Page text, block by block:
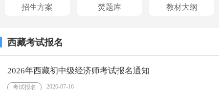
招生方案 焚题库 教材大纲
西藏考试报名
2026年西藏初中级经济师考试报名通知
考试报名 2026-07-16